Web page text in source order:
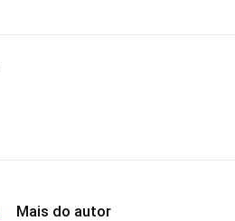
Mais do autor